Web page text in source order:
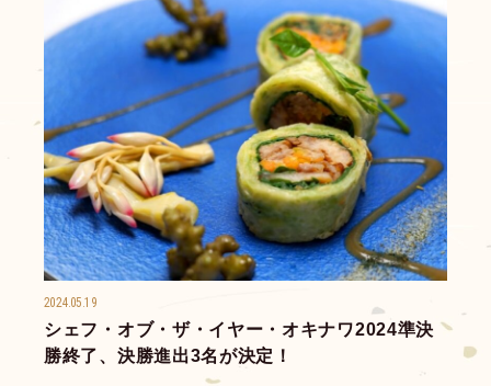
2024.05.19
シェフ・オブ・ザ・イヤー・オキナワ2024準決
勝終了、決勝進出3名が決定！